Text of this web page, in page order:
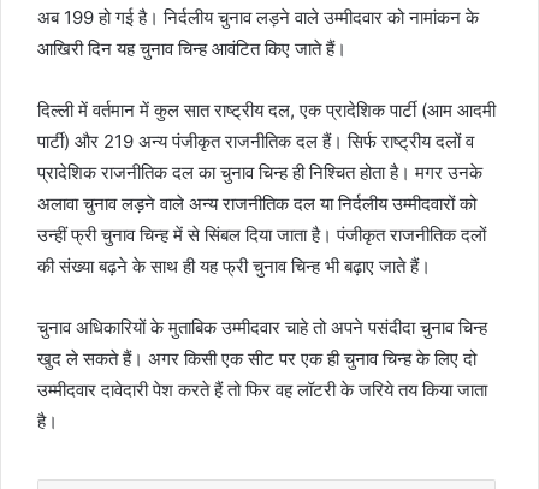
अब 199 हो गई है। निर्दलीय चुनाव लड़ने वाले उम्मीदवार को नामांकन के
आखिरी दिन यह चुनाव चिन्ह आवंटित किए जाते हैं।
दिल्ली में वर्तमान में कुल सात राष्ट्रीय दल, एक प्रादेशिक पार्टी (आम आदमी
पार्टी) और 219 अन्य पंजीकृत राजनीतिक दल हैं। सिर्फ राष्ट्रीय दलों व
प्रादेशिक राजनीतिक दल का चुनाव चिन्ह ही निश्चित होता है। मगर उनके
अलावा चुनाव लड़ने वाले अन्य राजनीतिक दल या निर्दलीय उम्मीदवारों को
उन्हीं फ्री चुनाव चिन्ह में से सिंबल दिया जाता है। पंजीकृत राजनीतिक दलों
की संख्या बढ़ने के साथ ही यह फ्री चुनाव चिन्ह भी बढ़ाए जाते हैं।
चुनाव अधिकारियों के मुताबिक उम्मीदवार चाहे तो अपने पसंदीदा चुनाव चिन्ह
खुद ले सकते हैं। अगर किसी एक सीट पर एक ही चुनाव चिन्ह के लिए दो
उम्मीदवार दावेदारी पेश करते हैं तो फिर वह लॉटरी के जरिये तय किया जाता
है।